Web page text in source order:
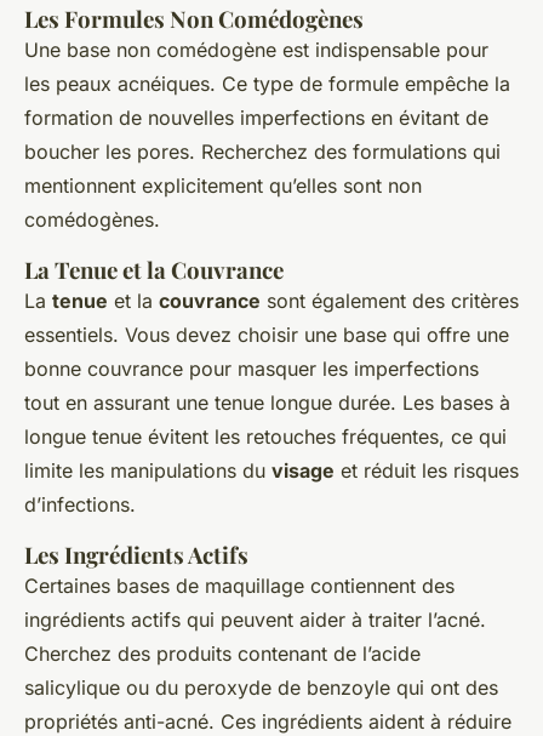
Les Formules Non Comédogènes
Une base non comédogène est indispensable pour
les peaux acnéiques. Ce type de formule empêche la
formation de nouvelles imperfections en évitant de
boucher les pores. Recherchez des formulations qui
mentionnent explicitement qu’elles sont non
comédogènes.
La Tenue et la Couvrance
La tenue et la couvrance sont également des critères
essentiels. Vous devez choisir une base qui offre une
bonne couvrance pour masquer les imperfections
tout en assurant une tenue longue durée. Les bases à
longue tenue évitent les retouches fréquentes, ce qui
limite les manipulations du visage et réduit les risques
d’infections.
Les Ingrédients Actifs
Certaines bases de maquillage contiennent des
ingrédients actifs qui peuvent aider à traiter l’acné.
Cherchez des produits contenant de l’acide
salicylique ou du peroxyde de benzoyle qui ont des
propriétés anti-acné. Ces ingrédients aident à réduire